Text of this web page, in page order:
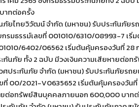
าทต่อครั้ง
ภัยไทยวิวัฒน์ จำกัด (มหาชน) รับประกันภัยร
รมธรรม์เลขที่ 001010/6310/08993-7 เ
6402/06562 เริ่มต้นคุ้มครองวันที่
กันภัย ทั้ง 2 ฉบับ มีวงเงินความเสียหายต่
ศประกันภัย จำกัด (มหาชน) รับประกันภัยรถ
ที่ 00/2021-V0635652 เริ่มต้นคุ้มครองวัน
ยต่อทรัพย์สินบุคคลภายนอก 600,000 บาท